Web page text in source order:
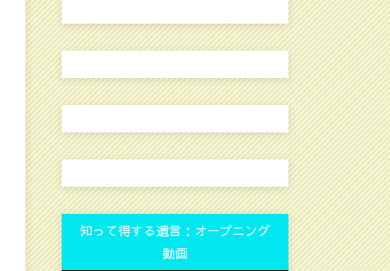
知って得する遺言：オープニング
動画